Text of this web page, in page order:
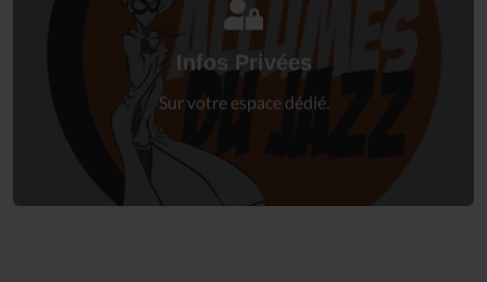
Infos Privées
Sur votre espace dédié.
Connectez-vous